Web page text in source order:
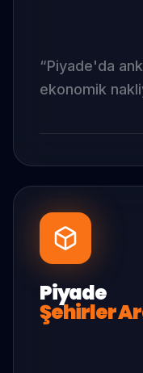
“Piyade'da
ekonomik
Piyade
Şehirler